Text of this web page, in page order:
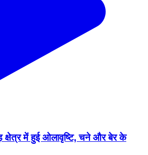
में हुई ओलावृष्टि, चने और बेर के